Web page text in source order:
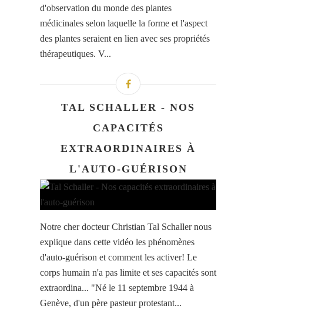
d'observation du monde des plantes
médicinales selon laquelle la forme et l'aspect
des plantes seraient en lien avec ses propriétés
thérapeutiques. V...
TAL SCHALLER - NOS
CAPACITÉS
EXTRAORDINAIRES À
L'AUTO-GUÉRISON
Notre cher docteur Christian Tal Schaller nous
explique dans cette vidéo les phénomènes
d'auto-guérison et comment les activer! Le
corps humain n'a pas limite et ses capacités sont
extraordina... "Né le 11 septembre 1944 à
Genève, d'un père pasteur protestant...